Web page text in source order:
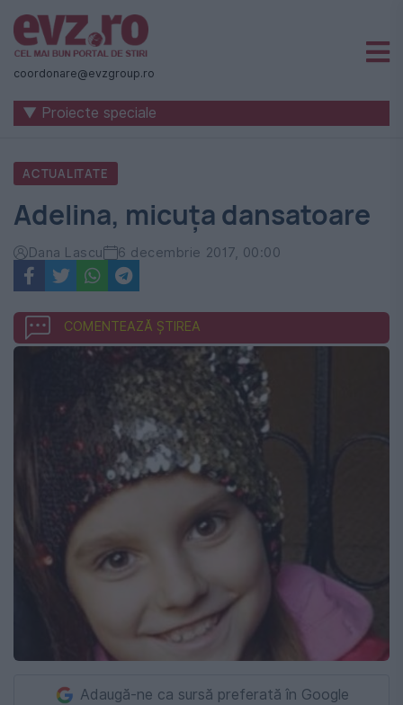
Știri
naționale
internaționale
România
-
Evenimentul
Zilei
coordonare@evzgroup.ro
▼ Proiecte speciale
ACTUALITATE
Adelina, micuța dansatoare
Dana Lascu 6 decembrie 2017, 00:00
COMENTEAZĂ ȘTIREA
Adaugă-ne ca sursă preferată în Google